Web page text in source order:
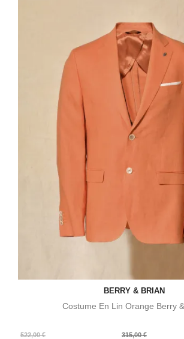
BERRY & BRIAN
Costume En Lin Orange Berry
522,00 €
Prix
315,00 €
Prix